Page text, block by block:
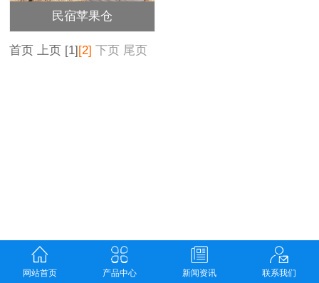
民宿苹果仓
首页 上页 [1][2] 下页 尾页
网站首页 产品中心 新闻资讯 联系我们